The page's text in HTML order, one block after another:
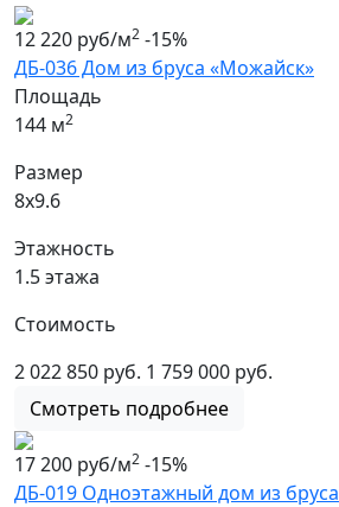
12 220 руб/м2 -15%
ДБ-036 Дом из бруса «Можайск»
Площадь
144 м2
Размер
8х9.6
Этажность
1.5 этажа
Стоимость
2 022 850 руб. 1 759 000 руб.
Смотреть подробнее
17 200 руб/м2 -15%
ДБ-019 Одноэтажный дом из бруса